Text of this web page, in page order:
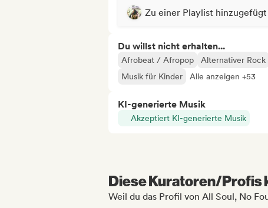
Zu einer Playlist hinzugefügt
Du willst nicht erhalten...
Afrobeat / Afropop Alternativer Rock
Musik für Kinder
Alle anzeigen +53
KI-generierte Musik
Akzeptiert KI-generierte Musik
Diese Kuratoren/Profis
Weil du das Profil von All Soul, No